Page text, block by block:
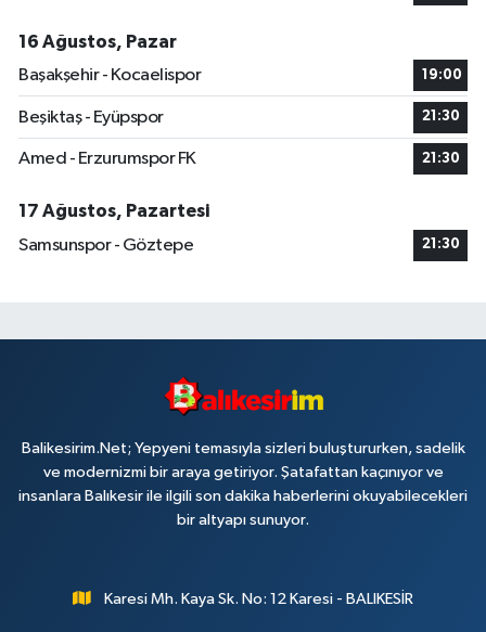
16 Ağustos, Pazar
Başakşehir - Kocaelispor
19:00
Beşiktaş - Eyüpspor 21:30
Amed - Erzurumspor FK 21:30
17 Ağustos, Pazartesi
Samsunspor - Göztepe
21:30
Balikesirim.Net; Yepyeni temasıyla sizleri buluştururken, sadelik
ve modernizmi bir araya getiriyor. Şatafattan kaçınıyor ve
insanlara Balıkesir ile ilgili son dakika haberlerini okuyabilecekleri
bir altyapı sunuyor.
Karesi Mh. Kaya Sk. No: 12 Karesi - BALIKESİR